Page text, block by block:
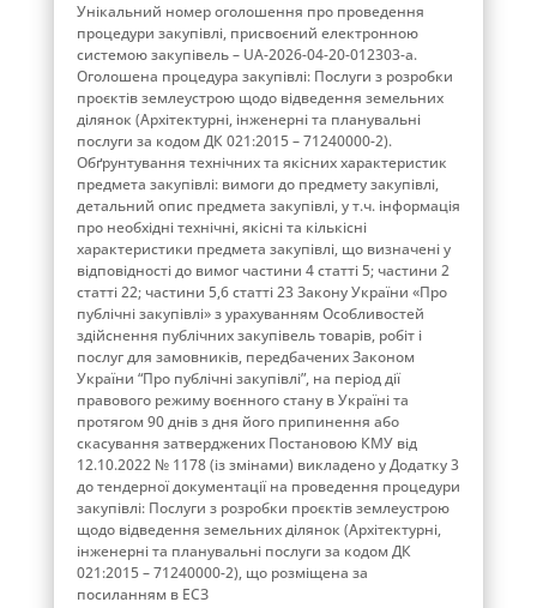
Унікальний номер оголошення про проведення
процедури закупівлі, присвоєний електронною
системою закупівель – UA-2026-04-20-012303-a.
Оголошена процедура закупівлі: Послуги з розробки
проєктів землеустрою щодо відведення земельних
ділянок (Архітектурні, інженерні та планувальні
послуги за кодом ДК 021:2015 – 71240000-2).
Обґрунтування технічних та якісних характеристик
предмета закупівлі: вимоги до предмету закупівлі,
детальний опис предмета закупівлі, у т.ч. інформація
про необхідні технічні, якісні та кількісні
характеристики предмета закупівлі, що визначені у
відповідності до вимог частини 4 статті 5; частини 2
статті 22; частини 5,6 статті 23 Закону України «Про
публічні закупівлі» з урахуванням Особливостей
здійснення публічних закупівель товарів, робіт і
послуг для замовників, передбачених Законом
України “Про публічні закупівлі”, на період дії
правового режиму воєнного стану в Україні та
протягом 90 днів з дня його припинення або
скасування затверджених Постановою КМУ від
12.10.2022 № 1178 (із змінами) викладено у Додатку 3
до тендерної документації на проведення процедури
закупівлі: Послуги з розробки проєктів землеустрою
щодо відведення земельних ділянок (Архітектурні,
інженерні та планувальні послуги за кодом ДК
021:2015 – 71240000-2), що розміщена за
посиланням в ЕСЗ